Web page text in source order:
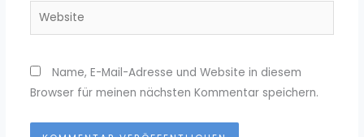
Website
Name, E-Mail-Adresse und Website in diesem
Browser für meinen nächsten Kommentar speichern.